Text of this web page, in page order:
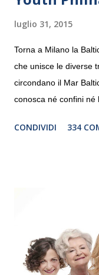
luglio 31, 2015
Torna a Milano la
che unisce le diverse
circondano il Mar
conosca né confini né
debutterà il 10
“Settembre
consecutivo. Il
giovani artisti della
CONDIVIDI 334